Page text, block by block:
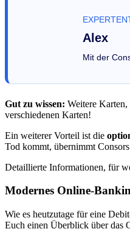
Alex
Mit der
Gut zu wissen: Weitere
verschiedenen Karten!
Ein weiterer Vorteil ist die
Tod kommt, übernimmt
Detaillierte Informationen, für
Modernes Online-
Wie es heutzutage für eine
Euch einen Überblick über das